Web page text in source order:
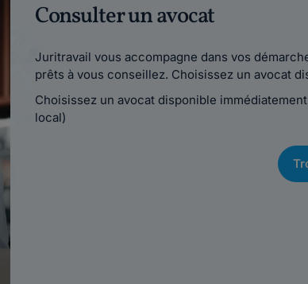
Consulter un avocat
Juritravail vous accompagne dans vos
prêts à vous conseillez. Choisissez un avocat
Choisissez un avocat disponible
local)